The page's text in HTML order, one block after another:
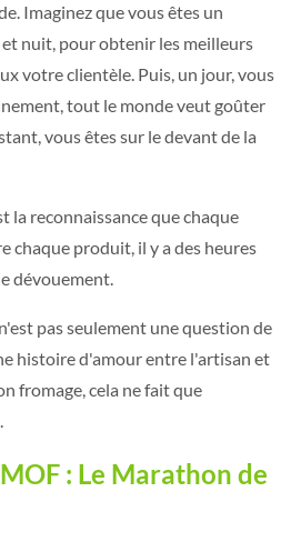
Imaginez que vous êtes un
nuit, pour obtenir les meilleurs
votre clientèle. Puis, un jour, vous
tout le monde veut goûter
vous êtes sur le devant de la
la reconnaissance que chaque
chaque produit, il y a des heures
dévouement.
pas seulement une question de
histoire d'amour entre l'artisan et
fromage, cela ne fait que
: Le Marathon de